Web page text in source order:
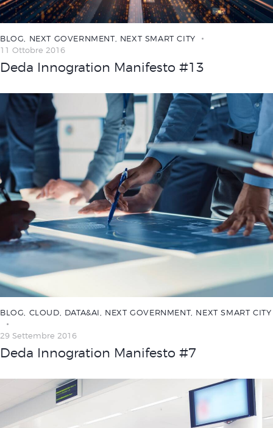
BLOG, NEXT GOVERNMENT, NEXT SMART CITY
11 Ottobre 2016
Deda Innogration Manifesto #13
BLOG CLOUD DATA&AI NEXT GOVERNMENT, NEXT SMART CITY
29 Settembre 2016
Deda Innogration Manifesto #7